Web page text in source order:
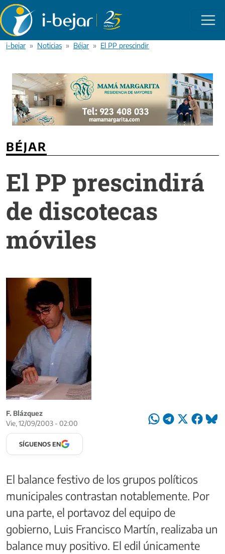
Pasar al contenido principal
i-bejar Noticias Béjar El PP prescindirá de discotecas móviles
BÉJAR
El PP prescindirá
de discotecas
móviles
F. Blázquez
Vie, 12/09/2003 - 02:00
SÍGUENOS EN
El balance festivo de los grupos políticos
municipales contrastan notablemente. Por
una parte, el portavoz del equipo de
gobierno, Luis Francisco Martín, realizaba un
balance muy positivo. El edil únicamente